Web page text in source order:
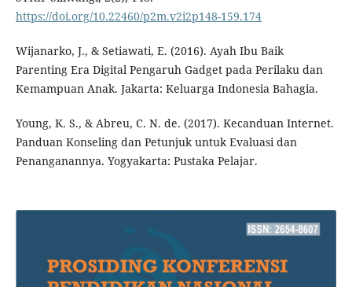
https://doi.org/10.22460/p2m.v2i2p148-159.174
Wijanarko, J., & Setiawati, E. (2016). Ayah Ibu Baik
Parenting Era Digital Pengaruh Gadget pada Perilaku dan
Kemampuan Anak. Jakarta: Keluarga Indonesia Bahagia.
Young, K. S., & Abreu, C. N. de. (2017). Kecanduan Internet.
Panduan Konseling dan Petunjuk untuk Evaluasi dan
Penanganannya. Yogyakarta: Pustaka Pelajar.